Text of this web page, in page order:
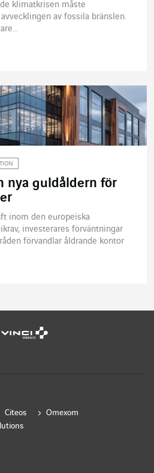
klimatkrisen måste
av fossila bränslen.
nya guldåldern för
inom den europeiska
investerares förväntningar
förvandlar åldrande kontor
Citeos
Omexom